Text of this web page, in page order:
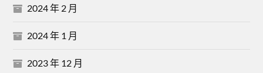
2024 年 2 月
2024 年 1 月
2023 年 12 月